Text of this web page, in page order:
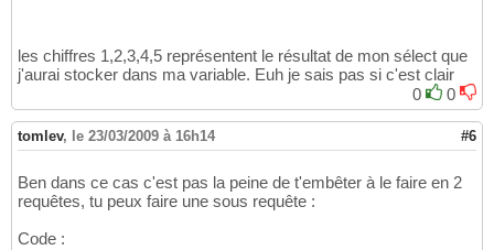
les chiffres 1,2,3,4,5 représentent le résultat de mon sélect que
j'aurai stocker dans ma variable. Euh je sais pas si c'est clair
0
0
tomlev, le 23/03/2009 à 16h14 #6
Ben dans ce cas c'est pas la peine de t'embêter à le faire en 2
requêtes, tu peux faire une sous requête :
Code :